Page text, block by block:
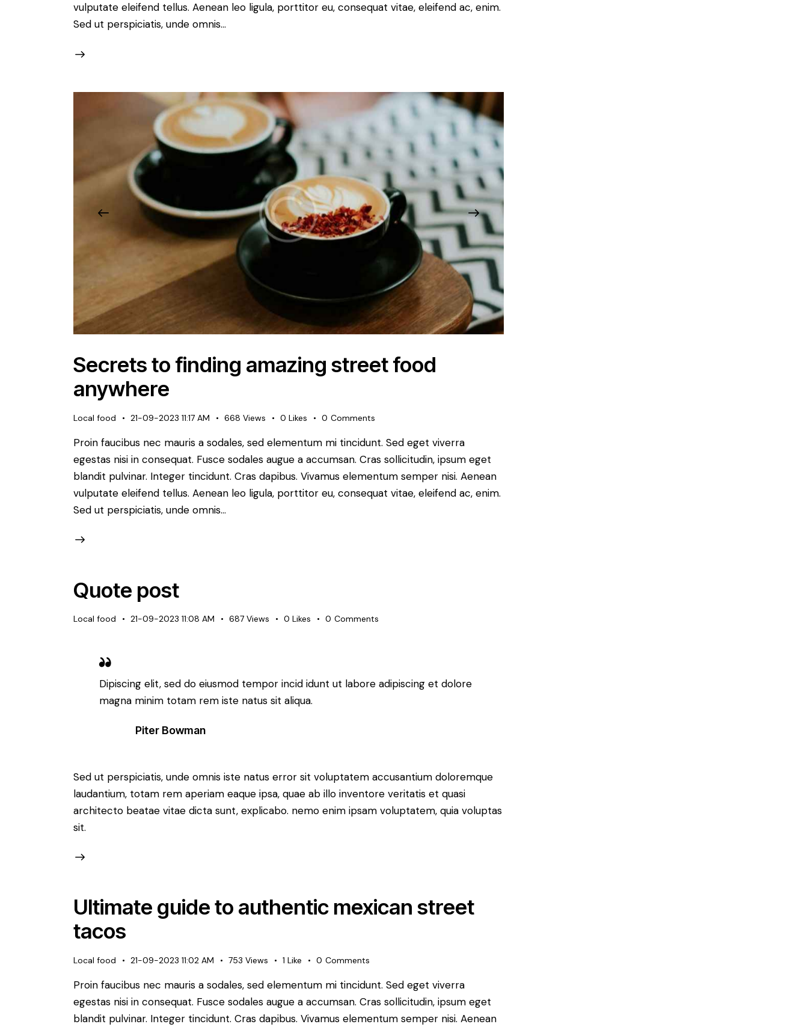
vulputate eleifend tellus. Aenean leo ligula, porttitor eu, consequat vitae, eleifend ac, enim.
Sed ut perspiciatis, unde omnis…
Secrets to finding amazing street food
anywhere
Local food 21-09-2023 11:17 AM 668 Views 0 Likes 0 Comments
Proin faucibus nec mauris a sodales, sed elementum mi tincidunt. Sed eget viverra
egestas nisi in consequat. Fusce sodales augue a accumsan. Cras sollicitudin, ipsum eget
blandit pulvinar. Integer tincidunt. Cras dapibus. Vivamus elementum semper nisi. Aenean
vulputate eleifend tellus. Aenean leo ligula, porttitor eu, consequat vitae, eleifend ac, enim.
Sed ut perspiciatis, unde omnis…
Quote post
Local food 21-09-2023 11:08 AM 687 Views 0 Likes 0 Comments
Dipiscing elit, sed do eiusmod tempor incid idunt ut labore adipiscing et dolore
magna minim totam rem iste natus sit aliqua.
Piter Bowman
Sed ut perspiciatis, unde omnis iste natus error sit voluptatem accusantium doloremque
laudantium, totam rem aperiam eaque ipsa, quae ab illo inventore veritatis et quasi
architecto beatae vitae dicta sunt, explicabo. nemo enim ipsam voluptatem, quia voluptas
sit.
Ultimate guide to authentic mexican street
tacos
Local food 21-09-2023 11:02 AM 753 Views 1 Like 0 Comments
Proin faucibus nec mauris a sodales, sed elementum mi tincidunt. Sed eget viverra
egestas nisi in consequat. Fusce sodales augue a accumsan. Cras sollicitudin, ipsum eget
blandit pulvinar. Integer tincidunt. Cras dapibus. Vivamus elementum semper nisi. Aenean